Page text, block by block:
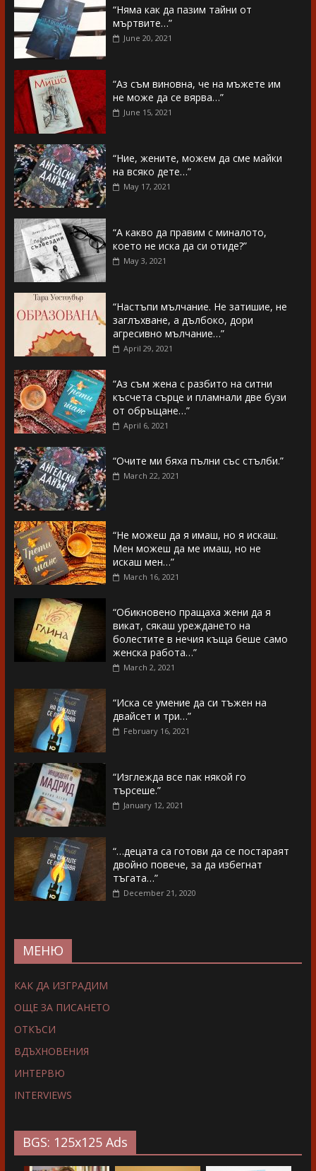
“Няма как да пазим тайни от
мъртвите…”
June 20, 2021
“Аз съм виновна, че на мъжете им
не може да се вярва…”
June 15, 2021
“Ние, жените, можем да сме майки
на всяко дете…”
May 17, 2021
“А какво да правим с миналото,
което не иска да си отиде?”
May 3, 2021
“Настъпи мълчание. Не затишие, не
заглъхване, а дълбоко, дори
агресивно мълчание…”
April 29, 2021
“Аз съм жена с разбито на ситни
късчета сърце и пламнали две бузи
от обръщане…”
April 6, 2021
“Очите ми бяха пълни със стълби.”
March 22, 2021
“Не можеш да я имаш, но я искаш.
Мен можеш да ме имаш, но не
искаш мен…”
March 16, 2021
“Обикновено пращаха жени да я
викат, сякаш уреждането на
болестите в нечия къща беше само
женска работа…”
March 2, 2021
“Иска се умение да си тъжен на
двайсет и три…”
February 16, 2021
“Изглежда все пак някой го
търсеше.”
January 12, 2021
“…децата са готови да се постараят
двойно повече, за да избегнат
тъгата…”
December 21, 2020
МЕНЮ
КАК ДА ИЗГРАДИМ
ОЩЕ ЗА ПИСАНЕТО
ОТКЪСИ
ВДЪХНОВЕНИЯ
ИНТЕРВЮ
INTERVIEWS
BGS: 125x125 Ads